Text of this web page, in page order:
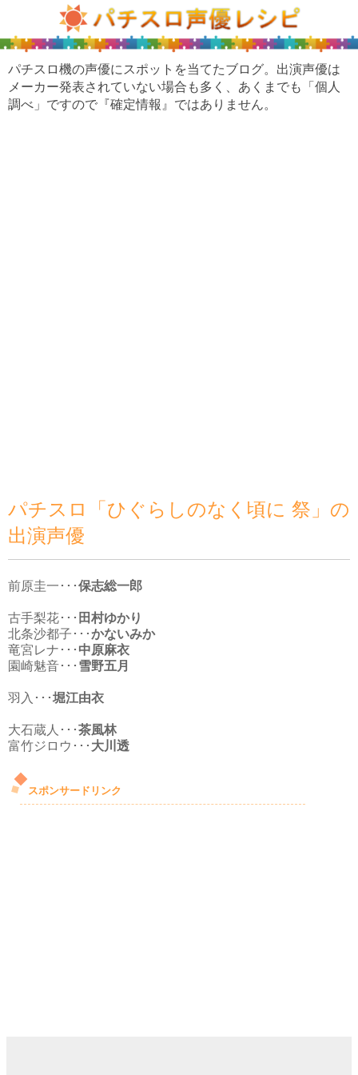
パチスロ機の声優にスポットを当てたブログ。出演声優は
メーカー発表されていない場合も多く、あくまでも「個人
調べ」ですので『確定情報』ではありません。
パチスロ「ひぐらしのなく頃に 祭」の
出演声優
前原圭一･･･保志総一郎
古手梨花･･･ 田村ゆかり
北条沙都子･･･かないみか
竜宮レナ･･･ 中原麻衣
園崎魅音･･･ 雪野五月
羽入･･･堀江由衣
大石蔵人･･･茶風林
富竹ジロウ･･･ 大川透
スポンサードリンク